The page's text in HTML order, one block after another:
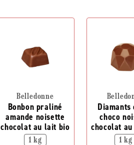
Belledonne
Bonbon praliné
amande noisette
chocolat au lait bio
1 kg
Diamants
choco
chocolat
1 kg